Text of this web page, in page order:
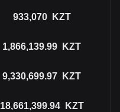
933,070 KZT
1,866,139.99 KZT
9,330,699.97 KZT
18,661,399.94 KZT